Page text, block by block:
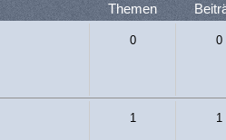
Themen
0 0
1 1